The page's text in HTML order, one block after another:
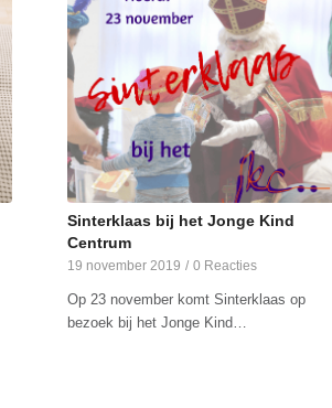
Sinterklaas bij het Jonge Kind
Centrum
19 november 2019 / 0 Reacties
Op 23 november komt Sinterklaas op
bezoek bij het Jonge Kind…